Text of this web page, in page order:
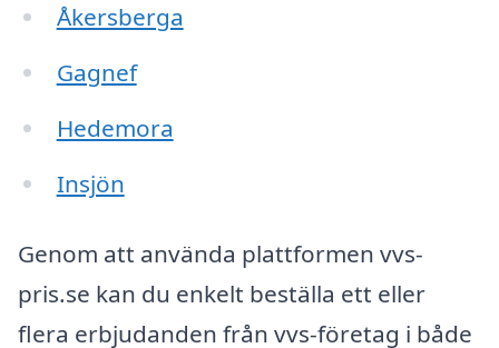
Åkersberga
Gagnef
Hedemora
Insjön
Genom att använda plattformen vvs-
pris.se kan du enkelt beställa ett eller
flera erbjudanden från vvs-företag i både